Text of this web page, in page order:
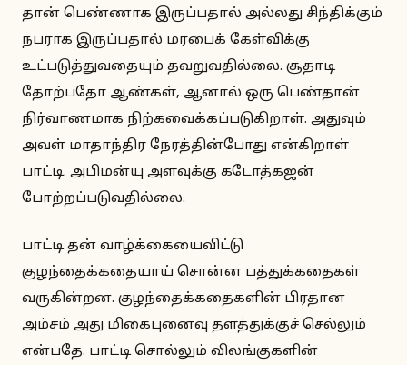
தான் பெண்ணாக இருப்பதால் அல்லது சிந்திக்கும்
நபராக இருப்பதால் மரபைக் கேள்விக்கு
உட்படுத்துவதையும் தவறுவதில்லை. சூதாடி
தோற்பதோ ஆண்கள், ஆனால் ஒரு பெண்தான்
நிர்வாணமாக நிற்கவைக்கப்படுகிறாள். அதுவும்
அவள் மாதாந்திர நேரத்தின்போது என்கிறாள்
பாட்டி. அபிமன்யு அளவுக்கு கடோத்கஜன்
போற்றப்படுவதில்லை.
பாட்டி தன் வாழ்க்கையைவிட்டு
குழந்தைக்கதையாய் சொன்ன பத்துக்கதைகள்
வருகின்றன. குழந்தைக்கதைகளின் பிரதான
அம்சம் அது மிகைபுனைவு தளத்துக்குச் செல்லும்
என்பதே. பாட்டி சொல்லும் விலங்குகளின்